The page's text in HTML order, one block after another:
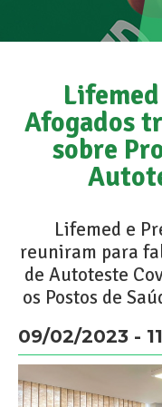
Afogados
sobre
Lifemed e
reuniram para
de Autoteste
os Postos de
09/02/2023 -